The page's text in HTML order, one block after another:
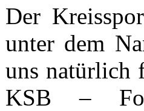
Der
unter dem
uns natürlich
KSB –